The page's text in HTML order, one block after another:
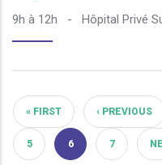
9h à 12h - Hôpital Privé
PREMIÈRE PAGE
« FIRST
PAGE
‹ PREVIOUS
PAGE
5
PAGE COURANTE
6
PAGE
7